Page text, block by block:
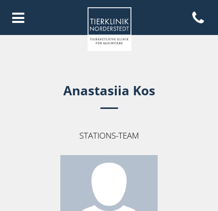
Homepage Tierklinik
Open
Anastasiia Kos
STATIONS-TEAM